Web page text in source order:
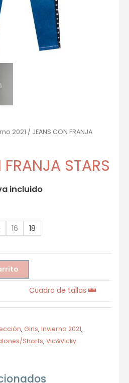
2021 / JEANS CON FRANJA
STARS
incluido
16 18
Cuadro de tallas
, Girls,Invierno 2021,
Shorts,Vic&Vicky